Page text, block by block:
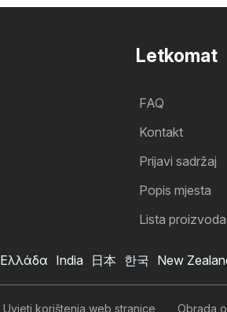
Lesnina katalog
Želim se pretplatiti na katalog
Letkomat
FAQ
Kontakt
Prijavi sadržaj
Popis mjesta
Lista proizvoda
Ελλάδα India 日本 한국 New
Uvjeti korištenja web stranice Obrada